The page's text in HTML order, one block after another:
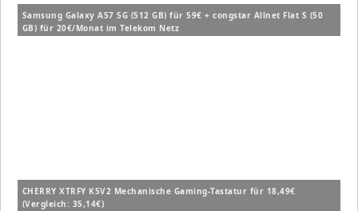
Samsung Galaxy A57 5G (512 GB) für 59€ + congstar Allnet Flat S (50
GB) für 20€/Monat im Telekom Netz
CHERRY XTRFY K5V2 Mechanische Gaming-Tastatur für 18,49€
(Vergleich: 35,14€)